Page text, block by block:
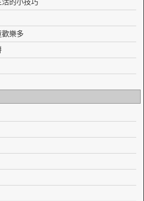
的小技巧
樂多